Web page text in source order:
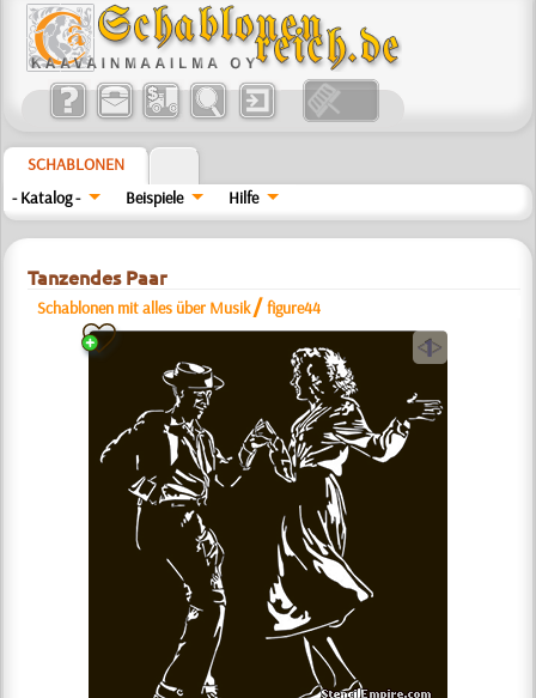
SCHABLONEN
- Katalog -
Beispiele Hilfe
Tanzendes Paar
Schablonen mit alles über Musik /figure44
a